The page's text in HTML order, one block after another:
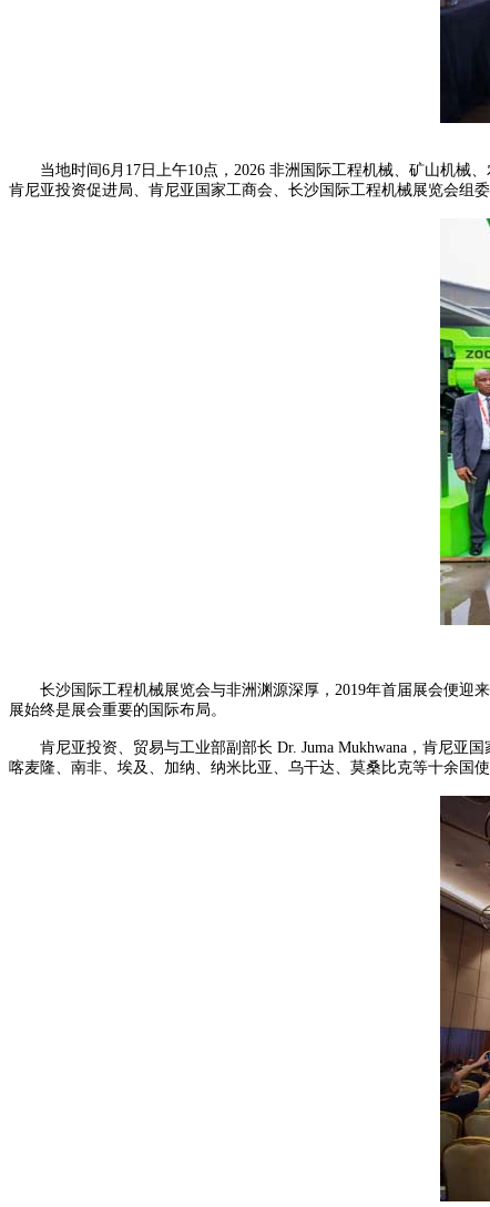
当地时间6月17日上午10点，2026 非洲国际工程机械、矿山机械、
肯尼亚投资促进局、肯尼亚国家工商会、长沙国际工程机械展览会组
长沙国际工程机械展览会与非洲渊源深厚，2019年首届展会便迎来
展始终是展会重要的国际布局。
肯尼亚投资、贸易与工业部副部长 Dr. Juma Mukhwana，肯尼亚国
喀麦隆、南非、埃及、加纳、纳米比亚、乌干达、莫桑比克等十余国